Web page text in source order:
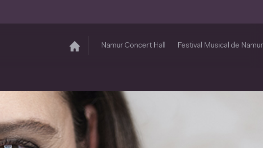
Namur Concert Hall Festival Musical de Namur